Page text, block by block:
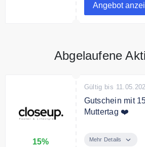
Angebot
Abgelaufene
15%
Gültig bis
Gutschein mit
Muttertag ❤️
Muttertag
Mehr Details